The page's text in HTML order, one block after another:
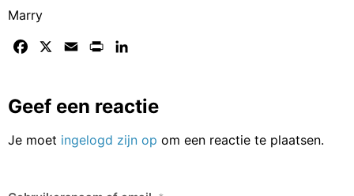
Marry
Facebook Email Print
Geef een reactie
Je moet ingelogd zijn op om een reactie te plaatsen.